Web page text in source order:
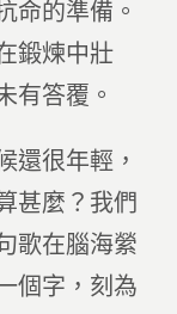
命的準備。
鍛煉中壯
有答覆。
還很年輕，
甚麼？我們
歌在腦海縈
個字，刻為